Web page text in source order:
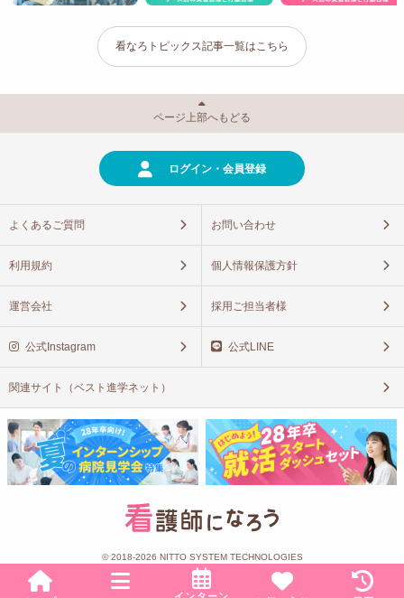
看なろトピックス記事一覧はこちら
ページ上部へもどる
ログイン・会員登録
よくあるご質問 お問い合わせ
利用規約 個人情報保護方針
運営会社 採用ご担当者様
公式Instagram 公式LINE
関連サイト（ベスト進学ネット）
© 2018-2026 NITTO SYSTEM TECHNOLOGIES